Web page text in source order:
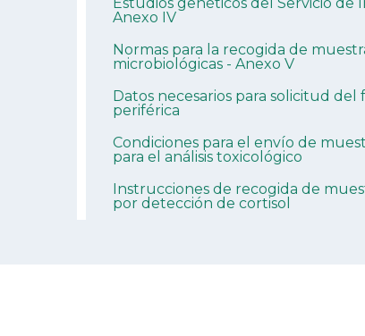
Anexo IV
Normas para la recogida de
microbiológicas - Anexo V
Datos necesarios para solicitud del
periférica
Condiciones para el envío de
para el análisis toxicológico
Instrucciones de recogida de
por detección de cortisol